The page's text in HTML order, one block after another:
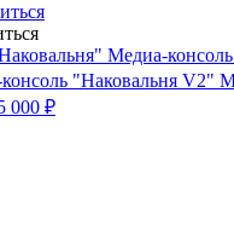
Медиа-
000 ₽